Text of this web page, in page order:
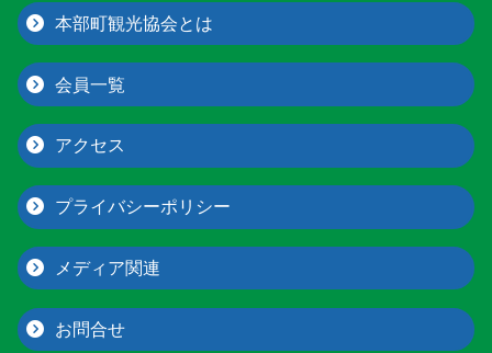
本部町観光協会とは
会員一覧
アクセス
プライバシーポリシー
メディア関連
お問合せ